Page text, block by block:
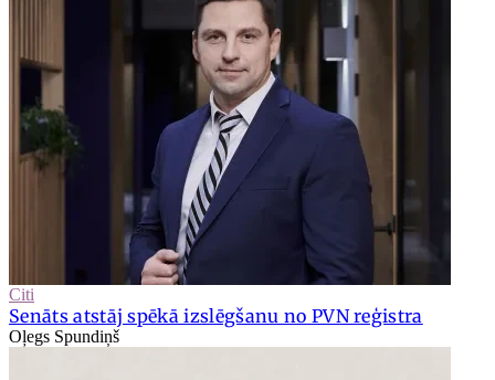
Citi
Senāts atstāj spēkā izslēgšanu no PVN reģistra
Oļegs Spundiņš